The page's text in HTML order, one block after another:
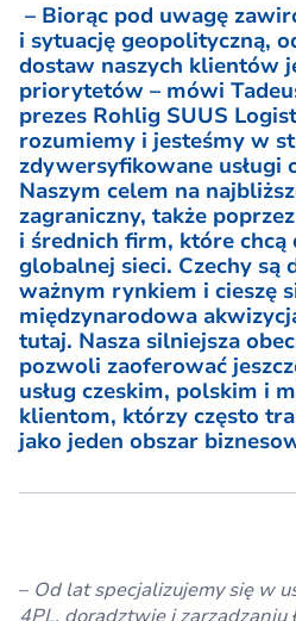
– Biorąc pod uwagę
i sytuację geopolityczną,
dostaw naszych klientów
priorytetów – mówi
prezes Rohlig SUUS
rozumiemy i jesteśmy w
zdywersyfikowane usługi
Naszym celem na
zagraniczny, także
i średnich firm, które chcą
globalnej sieci. Czechy są
ważnym rynkiem i cieszę
międzynarodowa
tutaj. Nasza silniejsza
pozwoli zaoferować
usług czeskim, polskim i
klientom, którzy często
jako jeden obszar
– Od lat specjalizujemy się w